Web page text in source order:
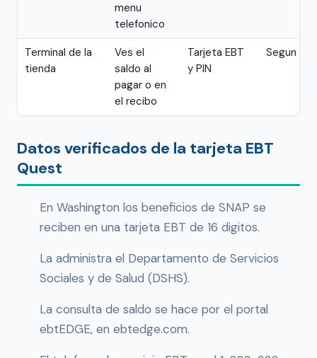
menu
telefonico
Terminal de la
tienda
Ves el
saldo al
pagar o en
el recibo
Tarjeta EBT
y PIN
Segun
Datos verificados de la tarjeta EBT
Quest
En Washington los beneficios de SNAP se
reciben en una tarjeta EBT de 16 digitos.
La administra el Departamento de Servicios
Sociales y de Salud (DSHS).
La consulta de saldo se hace por el portal
ebtEDGE, en ebtedge.com.